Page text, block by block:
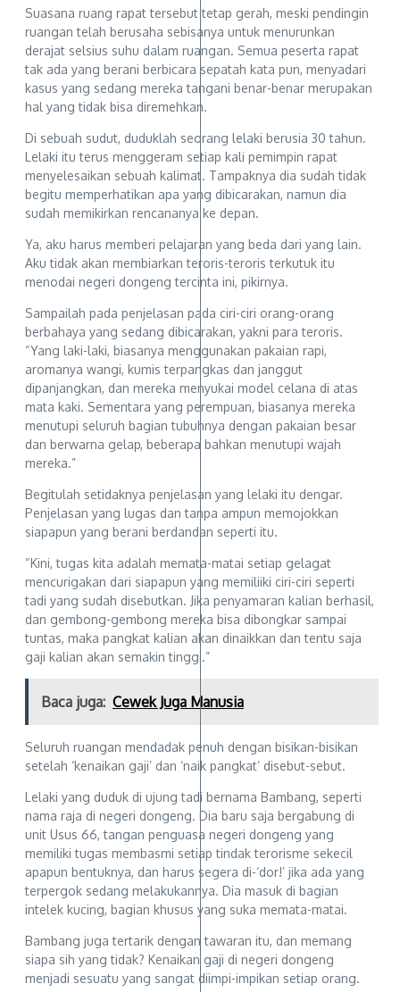
Suasana ruang rapat tersebut tetap gerah, meski pendingin
ruangan telah berusaha sebisanya untuk menurunkan
derajat selsius suhu dalam ruangan. Semua peserta rapat
tak ada yang berani berbicara sepatah kata pun, menyadari
kasus yang sedang mereka tangani benar-benar merupakan
hal yang tidak bisa diremehkan.
Di sebuah sudut, duduklah seorang lelaki berusia 30 tahun.
Lelaki itu terus menggeram setiap kali pemimpin rapat
menyelesaikan sebuah kalimat. Tampaknya dia sudah tidak
begitu memperhatikan apa yang dibicarakan, namun dia
sudah memikirkan rencananya ke depan.
Ya, aku harus memberi pelajaran yang beda dari yang lain.
Aku tidak akan membiarkan teroris-teroris terkutuk itu
menodai negeri dongeng tercinta ini, pikirnya.
Sampailah pada penjelasan pada ciri-ciri orang-orang
berbahaya yang sedang dibicarakan, yakni para teroris.
“Yang laki-laki, biasanya menggunakan pakaian rapi,
aromanya wangi, kumis terpangkas dan janggut
dipanjangkan, dan mereka menyukai model celana di atas
mata kaki. Sementara yang perempuan, biasanya mereka
menutupi seluruh bagian tubuhnya dengan pakaian besar
dan berwarna gelap, beberapa bahkan menutupi wajah
mereka.”
Begitulah setidaknya penjelasan yang lelaki itu dengar.
Penjelasan yang lugas dan tanpa ampun memojokkan
siapapun yang berani berdandan seperti itu.
“Kini, tugas kita adalah memata-matai setiap gelagat
mencurigakan dari siapapun yang memiliiki ciri-ciri seperti
tadi yang sudah disebutkan. Jika penyamaran kalian berhasil,
dan gembong-gembong mereka bisa dibongkar sampai
tuntas, maka pangkat kalian akan dinaikkan dan tentu saja
gaji kalian akan semakin tinggi.”
Baca juga: Cewek Juga Manusia
Seluruh ruangan mendadak penuh dengan bisikan-bisikan
setelah ‘kenaikan gaji’ dan ‘naik pangkat’ disebut-sebut.
Lelaki yang duduk di ujung tadi bernama Bambang, seperti
nama raja di negeri dongeng. Dia baru saja bergabung di
unit Usus 66, tangan penguasa negeri dongeng yang
memiliki tugas membasmi setiap tindak terorisme sekecil
apapun bentuknya, dan harus segera di-‘dor!’ jika ada yang
terpergok sedang melakukannya. Dia masuk di bagian
intelek kucing, bagian khusus yang suka memata-matai.
Bambang juga tertarik dengan tawaran itu, dan memang
siapa sih yang tidak? Kenaikan gaji di negeri dongeng
menjadi sesuatu yang sangat diimpi-impikan setiap orang.